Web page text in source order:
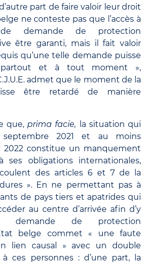
part de faire valoir leur droit
ne conteste pas que l’accès à
demande de protection
être garanti, mais il fait valoir
qu’une telle demande puisse
partout et à tout moment »,
admet que le moment de la
être retardé de manière
que, prima facie,
la situation qui
septembre 2021 et au moins
2022 constitue un manquement
ses obligations internationales,
des articles 6 et 7 de la
». En ne permettant pas à
de pays tiers et apatrides qui
au centre d’arrivée afin d’y
demande de protection
belge commet « une faute
lien causal » avec un double
ces personnes : d’une part, la